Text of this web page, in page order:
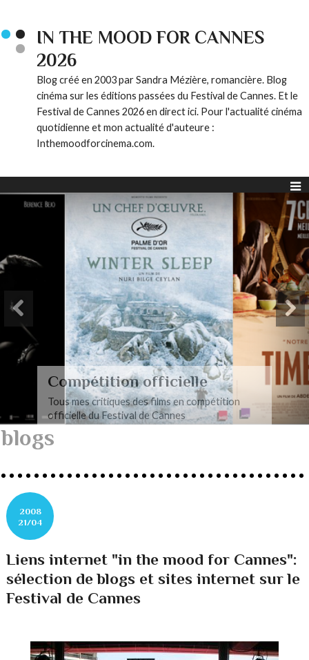
IN THE MOOD FOR CANNES
2026
Blog créé en 2003 par Sandra Mézière, romancière. Blog
cinéma sur les éditions passées du Festival de Cannes. Et le
Festival de Cannes 2026 en direct ici. Pour l'actualité cinéma
quotidienne et mon actualité d'auteure :
Inthemoodforcinema.com.
Compétition officielle
Tous mes critiques des films en compétition
officielle du Festival de Cannes
blogs
2008
21/04
Liens internet "in the mood for Cannes":
sélection de blogs et sites internet sur le
Festival de Cannes